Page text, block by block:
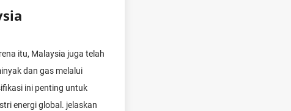
itu, Malaysia juga telah
dan gas melalui
ini penting untuk
energi global. jelaskan